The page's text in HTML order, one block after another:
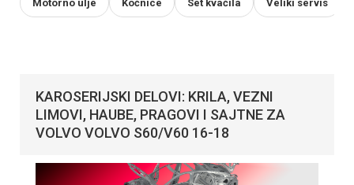
Motorno ulje Kočnice Set kvačila Veliki servis
KAROSERIJSKI DELOVI: KRILA, VEZNI
LIMOVI, HAUBE, PRAGOVI I SAJTNE ZA
VOLVO VOLVO S60/V60 16-18